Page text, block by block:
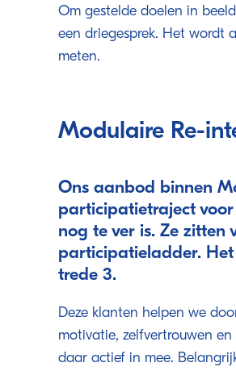
Om gestelde doelen in
een driegesprek. Het wordt
meten.
Modulaire Re-
Ons aanbod binnen
participatietraject
nog te ver is. Ze zitten
participatieladder.
trede 3.
Deze klanten helpen we
motivatie, zelfvertrouwen
daar actief in mee.